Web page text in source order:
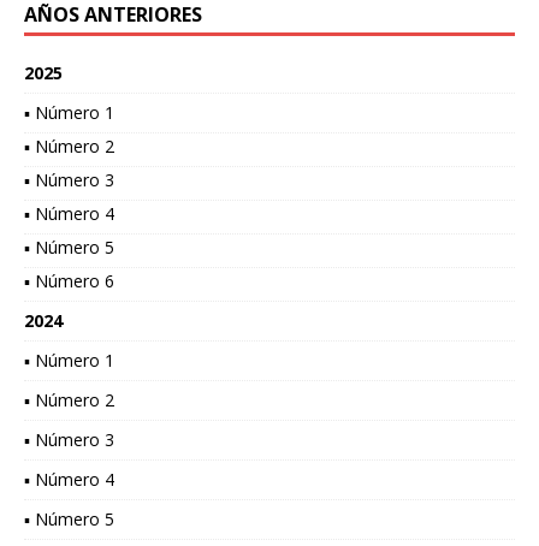
AÑOS ANTERIORES
2025
▪ Número 1
▪ Número 2
▪ Número 3
▪ Número 4
▪ Número 5
▪ Número 6
2024
▪ Número 1
▪ Número 2
▪ Número 3
▪ Número 4
▪ Número 5